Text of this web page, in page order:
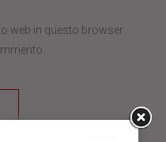
web in questo browser